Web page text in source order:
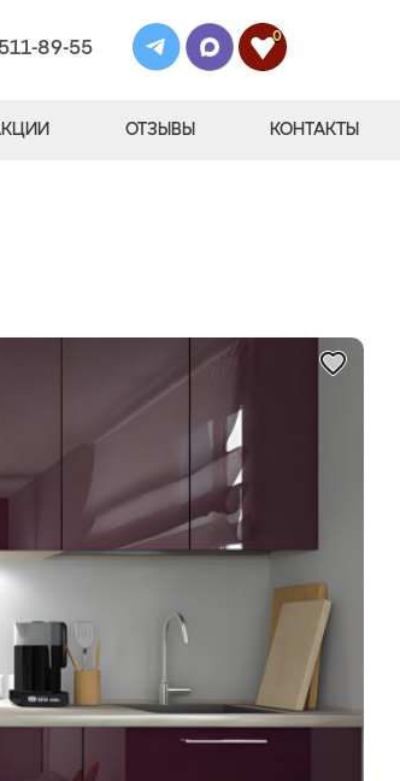
89-55
0
ОТЗЫВЫ КОНТАКТЫ